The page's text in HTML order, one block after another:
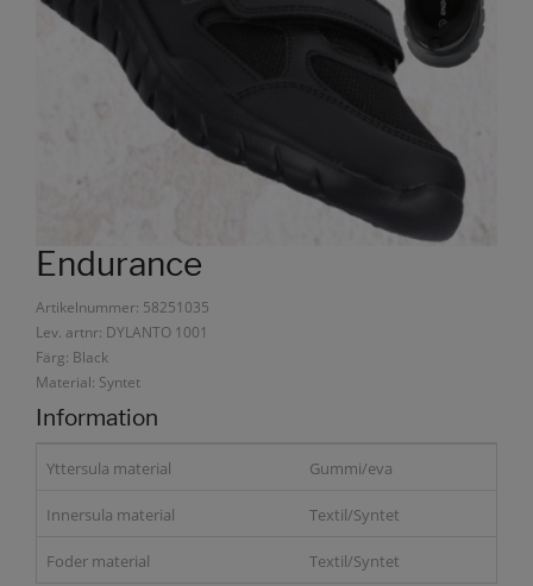
Endurance
Artikelnummer: 58251035
Lev. artnr: DYLANTO 1001
Färg: Black
Material: Syntet
Information
Yttersula material Gummi/eva
Innersula material Textil/Syntet
Foder material Textil/Syntet